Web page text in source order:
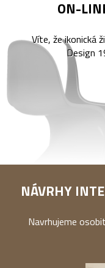
ON-
Víte, že ikonická
Design
NÁVRHY
Navrhujeme